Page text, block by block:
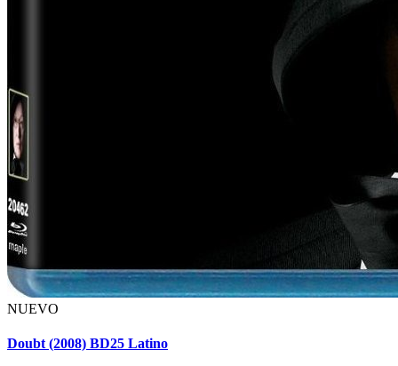
NUEVO
Doubt (2008) BD25 Latino